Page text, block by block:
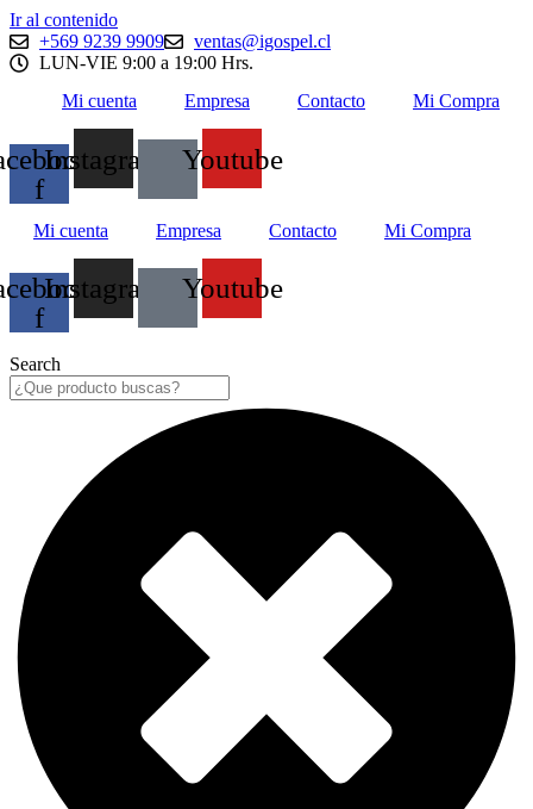
Ir al contenido
+569 9239 9909
ventas@igospel.cl
LUN-VIE 9:00 a 19:00 Hrs.
Mi cuenta
Empresa Contacto Mi Compra
f
Instagram Youtube
Mi cuenta Empresa Contacto Mi Compra
f
Instagram Youtube
Search